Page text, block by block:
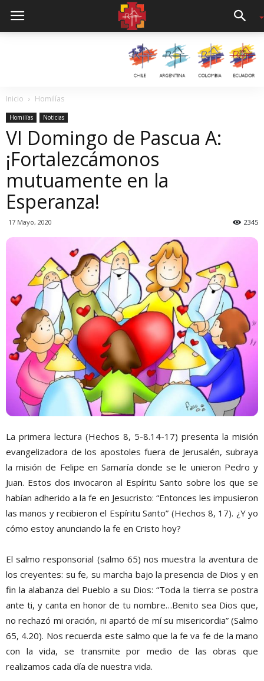
Inicio Homilías
Homilías Noticias
VI Domingo de Pascua A:
¡Fortalezcámonos
mutuamente en la
Esperanza!
17 Mayo, 2020 2345
La primera lectura (Hechos 8, 5-8.14-17) presenta la misión
evangelizadora de los apostoles fuera de Jerusalén, subraya
la misión de Felipe en Samaría donde se le unieron Pedro y
Juan. Estos dos invocaron al Espíritu Santo sobre los que se
habían adherido a la fe en Jesucristo: “Entonces les impusieron
las manos y recibieron el Espíritu Santo” (Hechos 8, 17). ¿Y yo
cómo estoy anunciando la fe en Cristo hoy?
El salmo responsorial (salmo 65) nos muestra la aventura de
los creyentes: su fe, su marcha bajo la presencia de Dios y en
fin la alabanza del Pueblo a su Dios: “Toda la tierra se postra
ante ti, y canta en honor de tu nombre…Benito sea Dios que,
no rechazó mi oración, ni apartó de mí su misericordia” (Salmo
65, 4.20). Nos recuerda este salmo que la fe va fe de la mano
con la vida, se transmite por medio de las obras que
realizamos cada día de nuestra vida.